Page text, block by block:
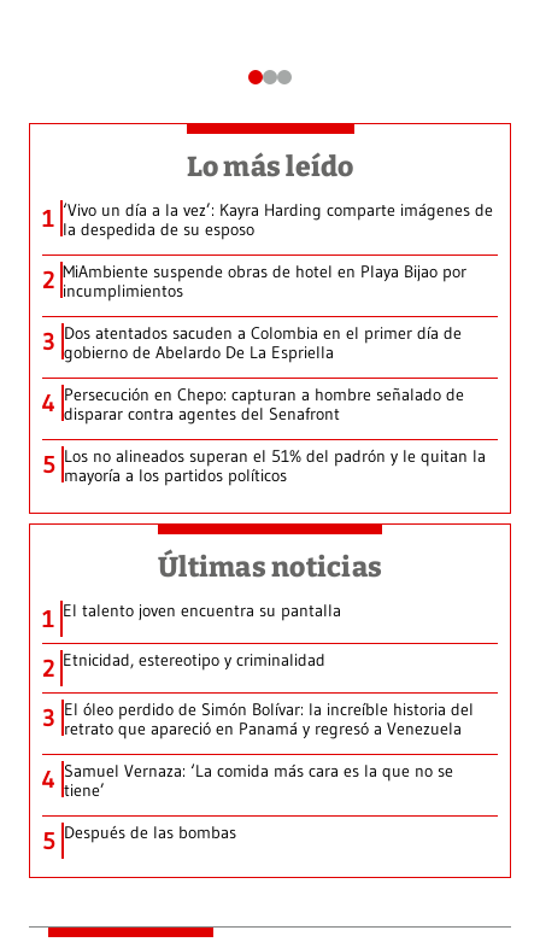
Lo más leído
1 ‘Vivo un día a la vez’: Kayra Harding comparte imágenes de
la despedida de su esposo
2 MiAmbiente suspende obras de hotel en Playa Bijao por
incumplimientos
3 Dos atentados sacuden a Colombia en el primer día de
gobierno de Abelardo De La Espriella
4 Persecución en Chepo: capturan a hombre señalado de
disparar contra agentes del Senafront
5 Los no alineados superan el 51% del padrón y le quitan la
mayoría a los partidos políticos
Últimas noticias
1 El talento joven encuentra su pantalla​
2 Etnicidad, estereotipo y criminalidad
3 El óleo perdido de Simón Bolívar: la increíble historia del
retrato que apareció en Panamá y regresó a Venezuela
4 Samuel Vernaza: ‘La comida más cara es la que no se
tiene’
5 Después de las bombas